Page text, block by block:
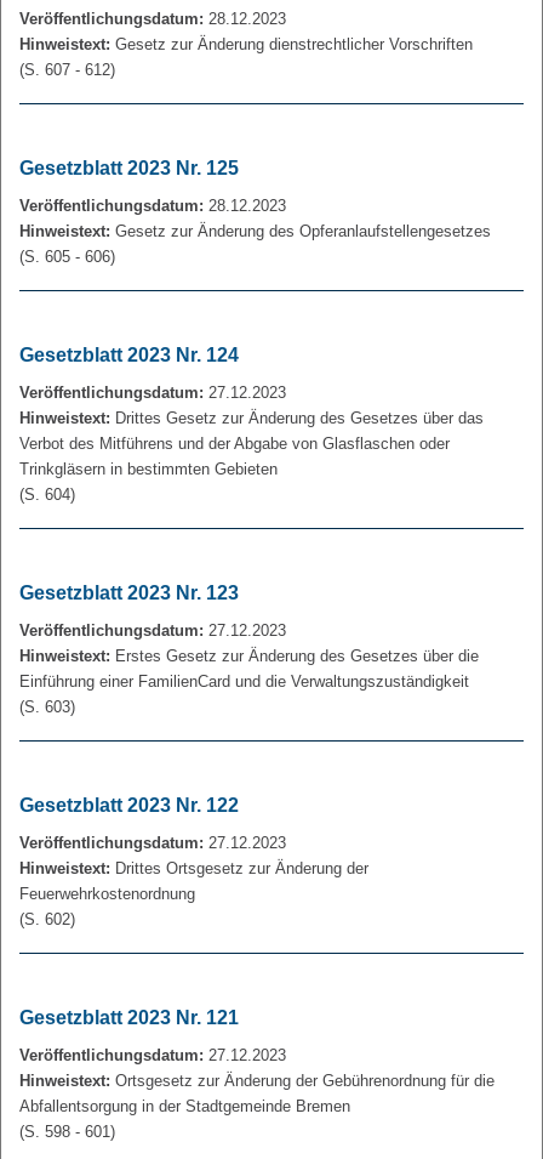
Veröffentlichungsdatum: 28.12.2023
Hinweistext: Gesetz zur Änderung dienstrechtlicher Vorschriften
(S. 607 - 612)
Gesetzblatt 2023 Nr. 125
Veröffentlichungsdatum: 28.12.2023
Hinweistext: Gesetz zur Änderung des Opferanlaufstellengesetzes
(S. 605 - 606)
Gesetzblatt 2023 Nr. 124
Veröffentlichungsdatum: 27.12.2023
Hinweistext: Drittes Gesetz zur Änderung des Gesetzes über das
Verbot des Mitführens und der Abgabe von Glasflaschen oder
Trinkgläsern in bestimmten Gebieten
(S. 604)
Gesetzblatt 2023 Nr. 123
Veröffentlichungsdatum: 27.12.2023
Hinweistext: Erstes Gesetz zur Änderung des Gesetzes über die
Einführung einer FamilienCard und die Verwaltungszuständigkeit
(S. 603)
Gesetzblatt 2023 Nr. 122
Veröffentlichungsdatum: 27.12.2023
Hinweistext: Drittes Ortsgesetz zur Änderung der
Feuerwehrkostenordnung
(S. 602)
Gesetzblatt 2023 Nr. 121
Veröffentlichungsdatum: 27.12.2023
Hinweistext: Ortsgesetz zur Änderung der Gebührenordnung für die
Abfallentsorgung in der Stadtgemeinde Bremen
(S. 598 - 601)